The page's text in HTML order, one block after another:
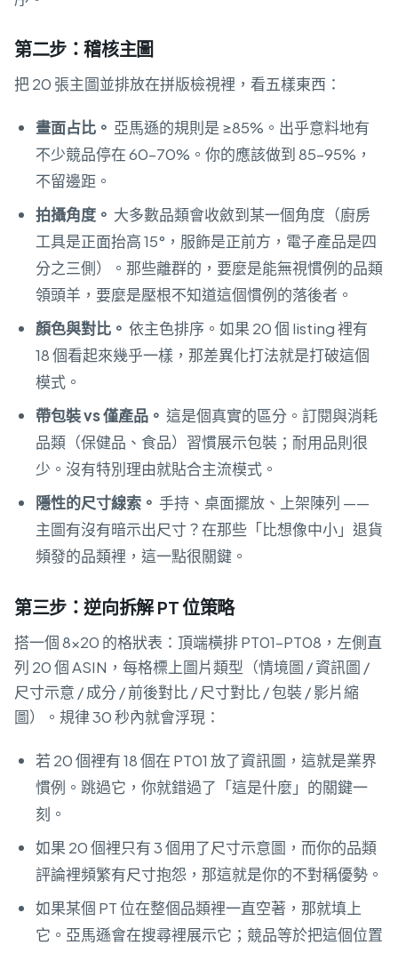
第二步：稽核主圖
把 20 張主圖並排放在拼版檢視裡，看五樣東西：
畫面占比。 亞馬遜的規則是 ≥85%。出乎意料地有
不少競品停在 60–70%。你的應該做到 85–95%，
不留邊距。
拍攝角度。 大多數品類會收斂到某一個角度（廚房
工具是正面抬高 15°，服飾是正前方，電子產品是四
分之三側）。那些離群的，要麼是能無視慣例的品類
領頭羊，要麼是壓根不知道這個慣例的落後者。
顏色與對比。 依主色排序。如果 20 個 listing 裡有
18 個看起來幾乎一樣，那差異化打法就是打破這個
模式。
帶包裝 vs 僅產品。 這是個真實的區分。訂閱與消耗
品類（保健品、食品）習慣展示包裝；耐用品則很
少。沒有特別理由就貼合主流模式。
隱性的尺寸線索。 手持、桌面擺放、上架陳列 ——
主圖有沒有暗示出尺寸？在那些「比想像中小」退貨
頻發的品類裡，這一點很關鍵。
第三步：逆向拆解 PT 位策略
搭一個 8×20 的格狀表：頂端橫排 PT01–PT08，左側直
列 20 個 ASIN，每格標上圖片類型（情境圖 / 資訊圖 /
尺寸示意 / 成分 / 前後對比 / 尺寸對比 / 包裝 / 影片縮
圖）。規律 30 秒內就會浮現：
若 20 個裡有 18 個在 PT01 放了資訊圖，這就是業界
慣例。跳過它，你就錯過了「這是什麼」的關鍵一
刻。
如果 20 個裡只有 3 個用了尺寸示意圖，而你的品類
評論裡頻繁有尺寸抱怨，那這就是你的不對稱優勢。
如果某個 PT 位在整個品類裡一直空著，那就填上
它。亞馬遜會在搜尋裡展示它；競品等於把這個位置